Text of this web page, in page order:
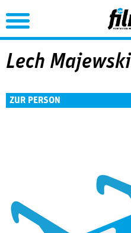
Jump
Lech Majewski
ZUR PERSON